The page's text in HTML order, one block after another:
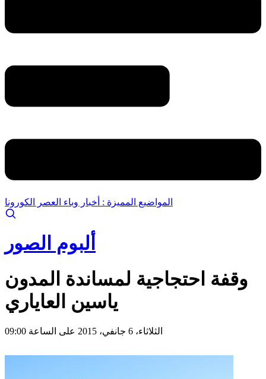
المواضيع المميزة : أخبار وباء العصر الكورونا
ألبوم الصور
وقفة احتجاجية لمساندة المدون
ياسين العاياري
الثلاثاء، 6 جانفي، 2015 على الساعة 09:00